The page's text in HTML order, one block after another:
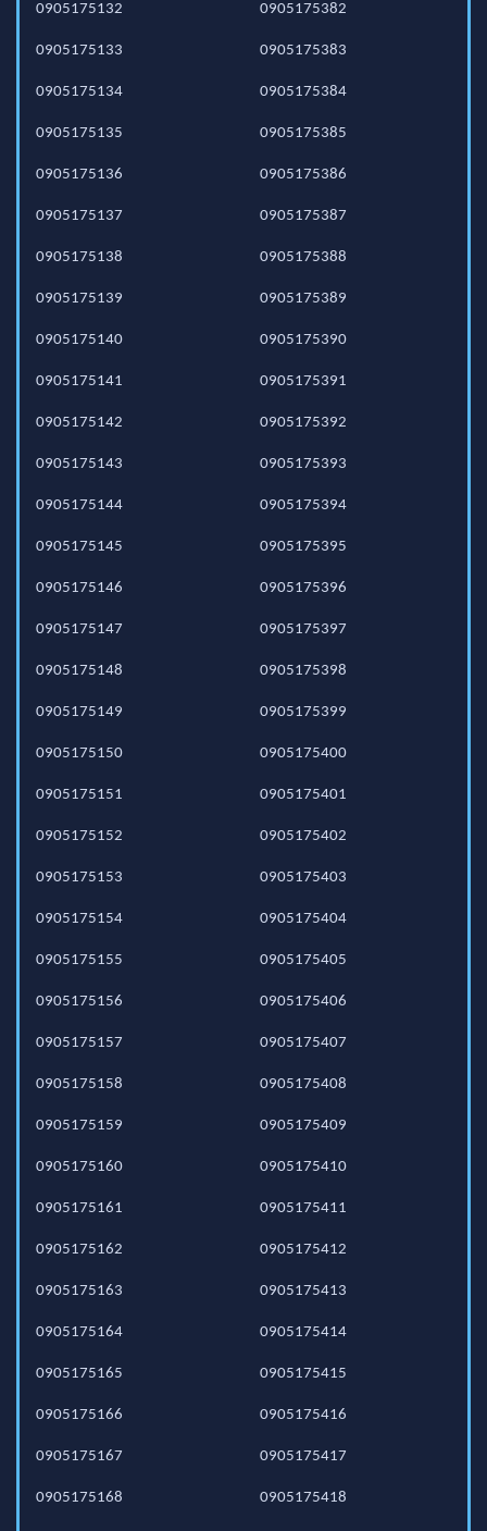
0905175132
0905175133
0905175134
0905175135
0905175136
0905175137
0905175138
0905175139
0905175140
0905175141
0905175142
0905175143
0905175144
0905175145
0905175146
0905175147
0905175148
0905175149
0905175150
0905175151
0905175152
0905175153
0905175154
0905175155
0905175156
0905175157
0905175158
0905175159
0905175160
0905175161
0905175162
0905175163
0905175164
0905175165
0905175166
0905175167
0905175168
0905175382
0905175383
0905175384
0905175385
0905175386
0905175387
0905175388
0905175389
0905175390
0905175391
0905175392
0905175393
0905175394
0905175395
0905175396
0905175397
0905175398
0905175399
0905175400
0905175401
0905175402
0905175403
0905175404
0905175405
0905175406
0905175407
0905175408
0905175409
0905175410
0905175411
0905175412
0905175413
0905175414
0905175415
0905175416
0905175417
0905175418